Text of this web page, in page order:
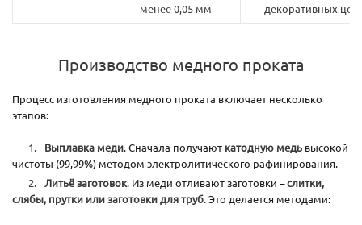
менее 0,05 мм
декоративных
Производство медного проката
Процесс изготовления медного проката включает несколько
этапов:
Выплавка меди. Сначала получают катодную медь высокой
чистоты (99,99%) методом электролитического рафинирования.
Литьё заготовок. Из меди отливают заготовки –слитки,
слябы, прутки или заготовки для труб. Это делается методами: